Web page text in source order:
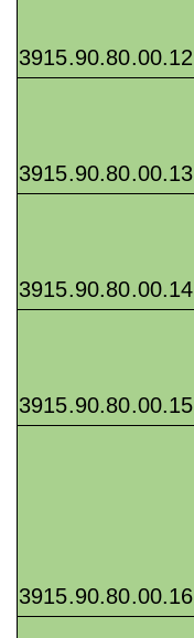
3915.90.80.00.12
3915.90.80.00.13
3915.90.80.00.14
3915.90.80.00.15
3915.90.80.00.16